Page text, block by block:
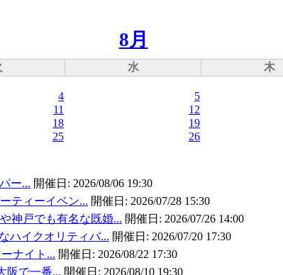
8月
水 木
4 5
11 12
18 19
25 26
ー... 開催日: 2026/08/06 19:30
ティーイベン... 開催日: 2026/07/28 15:30
神戸でも有名な既婚... 開催日: 2026/07/26 14:00
ハイクオリティバ... 開催日: 2026/07/20 17:30
ナイト... 開催日: 2026/08/22 17:30
阪で一番... 開催日: 2026/08/10 19:30